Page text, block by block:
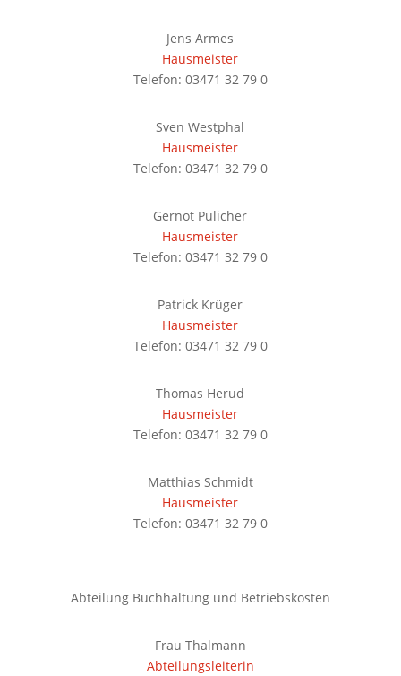
Jens Armes
Hausmeister
Telefon: 03471 32 79 0
Sven Westphal
Hausmeister
Telefon: 03471 32 79 0
Gernot Pülicher
Hausmeister
Telefon: 03471 32 79 0
Patrick Krüger
Hausmeister
Telefon: 03471 32 79 0
Thomas Herud
Hausmeister
Telefon: 03471 32 79 0
Matthias Schmidt
Hausmeister
Telefon: 03471 32 79 0
Abteilung Buchhaltung und Betriebskosten
Frau Thalmann
Abteilungsleiterin